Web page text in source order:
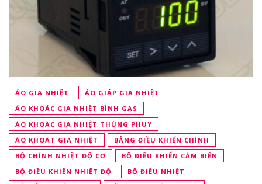
ÁO GIA NHIỆT
ÁO GIÁP GIA NHIỆT
ÁO KHOÁC GIA NHIỆT BÌNH GAS
ÁO KHOÁC GIA NHIỆT THÙNG PHUY
ÁO KHOÁT GIA NHIỆT
BẢNG ĐIỀU KHIỂN CHÍNH
BỘ CHỈNH NHIỆT ĐỘ CƠ
BỘ ĐIỀU KHIỂN CẢM BIẾN
BỘ ĐIỀU KHIỂN NHIỆT ĐỘ
BỘ ĐIỀU NHIỆT